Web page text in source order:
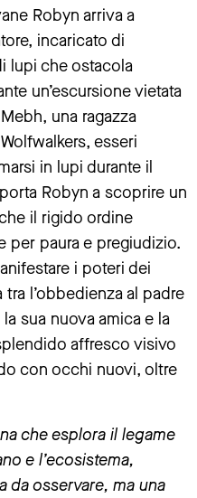
Robyn arriva a
incaricato di
lupi che ostacola
un’escursione vietata
una ragazza
esseri
in lupi durante il
Robyn a scoprire un
il rigido ordine
per paura e pregiudizio.
i poteri dei
l’obbedienza al padre
sua nuova amica e la
affresco visivo
con occhi nuovi, oltre
che esplora il legame
e l’ecosistema,
da osservare, ma una